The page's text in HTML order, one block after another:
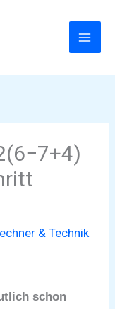
& Technik
schon